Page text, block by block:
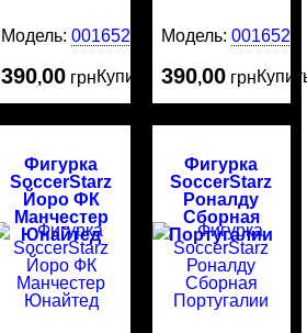
Модель:0016525
390,00 грнКупить
Модель: 0016524
390,00 грн
Фигурка
SoccerStarz
Йоро ФК
Манчестер
Юнайтед
Фигурка
SoccerStarz
Роналду
Сборная
Португалии